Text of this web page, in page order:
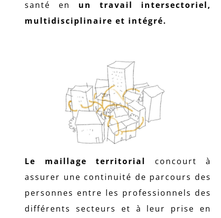
santé en un travail intersectoriel,
multidisciplinaire et intégré.
Le maillage territorial
concourt à
assurer une continuité de parcours des
personnes entre les professionnels des
différents secteurs et à leur prise en